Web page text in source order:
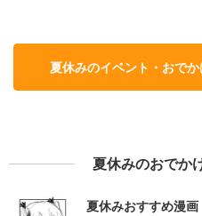
夏休みのイベント・おで
夏休みのおでか
夏休みおすすめ漫画